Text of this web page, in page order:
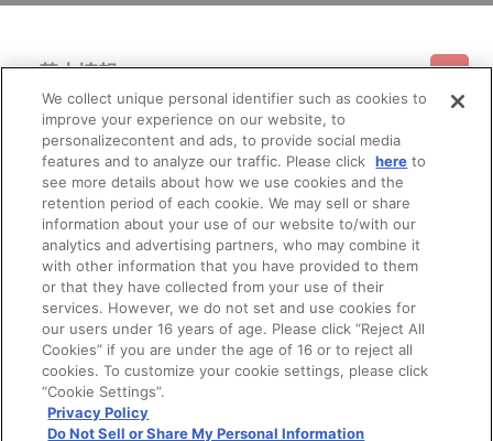
※詳細は公式サイト等でご案内致します。
■商品について
※本商品は、2025年7月12日（土）より『魔神英雄伝ワタル＆
魔神創造伝ワタル展』会場等にて販売された商品と同じ仕様となり
ます。
※本商品は、サンライズストア 他、一般店舗にて販売される商
品と同じ仕様となります。
※本商品は準備数に限りがございます。準備数に達した場合、
早期にご注文の受付を終了させていただくことがございます。
※ご要望多数の場合、お届け時期を変更し、再度受注を行うこ
とがございます。
※撮影環境やご利用のモニター環境により、実物と多少異なっ
て見える場合がございます。
※商品画像はイメージです。実際の商品仕様が異なる場合がご
ざいます。あらかじめご了承ください。
※すでにご注文しているかのご確認には、「マイページ」
→「ご注文履歴」にてご確認いただけます。
■ご注文・お支払いについて
※ご注文は、おひとり様２点までとなります。
基本情報
利用規約 特定商取引法に基づく表示 プライバシーポリシー
プライバシーオプション 会社概要
ご利用情報
ご利用ガイド サイトマップ お問い合わせ
Do Not Sell or Share My Personal Information
会員メニュー
ログイン 会員規約 新規会員登録
その他のご案内
公式X バンダイナムコフィルムワークス
We collect unique personal identifier such as cookies to
improve your experience on our website, to
personalizecontent and ads, to provide social media
features and to analyze our traffic. Please click here to
see more details about how we use cookies and the
retention period of each cookie. We may sell or share
information about your use of our website to/with our
analytics and advertising partners, who may combine it
with other information that you have provided to them
or that they have collected from your use of their
services. However, we do not set and use cookies for
our users under 16 years of age. Please click “Reject All
Cookies” if you are under the age of 16 or to reject all
cookies. To customize your cookie settings, please click
“Cookie Settings”.
Privacy Policy
Do Not Sell or Share My Personal Information